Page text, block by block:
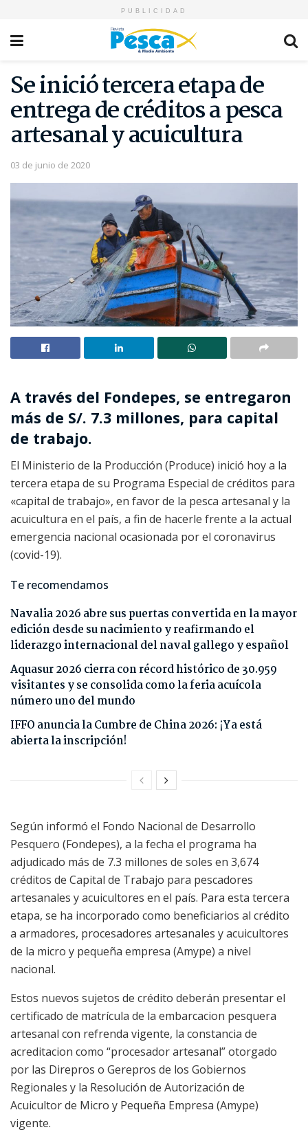
PUBLICIDAD
Se inició tercera etapa de
entrega de créditos a pesca
artesanal y acuicultura
03 de junio de 2020
A través del Fondepes, se entregaron
más de S/. 7.3 millones, para capital
de trabajo.
El Ministerio de la Producción (Produce) inició hoy a la
tercera etapa de su Programa Especial de créditos para
«capital de trabajo», en favor de la pesca artesanal y la
acuicultura en el país, a fin de hacerle frente a la actual
emergencia nacional ocasionada por el coronavirus
(covid-19).
Te recomendamos
Navalia 2026 abre sus puertas convertida en la mayor
edición desde su nacimiento y reafirmando el
liderazgo internacional del naval gallego y español
Aquasur 2026 cierra con récord histórico de 30.959
visitantes y se consolida como la feria acuícola
número uno del mundo
IFFO anuncia la Cumbre de China 2026: ¡Ya está
abierta la inscripción!
Según informó el Fondo Nacional de Desarrollo
Pesquero (Fondepes), a la fecha el programa ha
adjudicado más de 7.3 millones de soles en 3,674
créditos de Capital de Trabajo para pescadores
artesanales y acuicultores en el país. Para esta tercera
etapa, se ha incorporado como beneficiarios al crédito
a armadores, procesadores artesanales y acuicultores
de la micro y pequeña empresa (Amype) a nivel
nacional.
Estos nuevos sujetos de crédito deberán presentar el
certificado de matrícula de la embarcacion pesquera
artesanal con refrenda vigente, la constancia de
acreditacion como “procesador artesanal” otorgado
por las Direpros o Gerepros de los Gobiernos
Regionales y la Resolución de Autorización de
Acuicultor de Micro y Pequeña Empresa (Amype)
vigente.